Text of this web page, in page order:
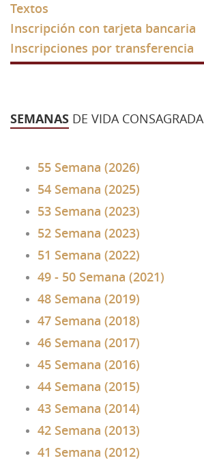
47 Semana (2018)
46 Semana (2017)
45 Semana (2016)
43 Semana (2014)
41 Semana (2012)
40 Semana (2011)
39 Semana (2010)
Videos
Textos
Inscripción con tarjeta bancaria
Inscripciones por transferencia
SEMANAS DE VIDA CONSAGRADA
55 Semana (2026)
54 Semana (2025)
53 Semana (2023)
52 Semana (2023)
51 Semana (2022)
49 - 50 Semana (2021)
48 Semana (2019)
47 Semana (2018)
46 Semana (2017)
45 Semana (2016)
44 Semana (2015)
43 Semana (2014)
42 Semana (2013)
41 Semana (2012)